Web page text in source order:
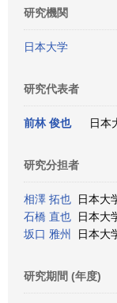
研究機関
日本大学
研究代表者
前林 俊也 日本
研究分担者
相澤 拓也 日本大
石橋 直也 日本大
坂口 雅州
日本大
研究期間 (年度)